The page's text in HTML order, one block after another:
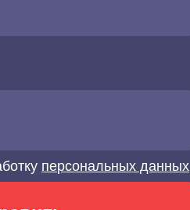
персональных данных